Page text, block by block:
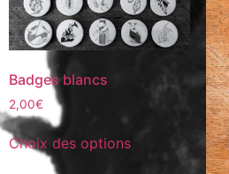
Badges blancs
2,00€
Choix des options